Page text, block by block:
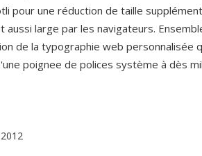
pour une réduction de taille
large par les navigateurs.
de la typographie web personnalisée
poignee de polices système à dès